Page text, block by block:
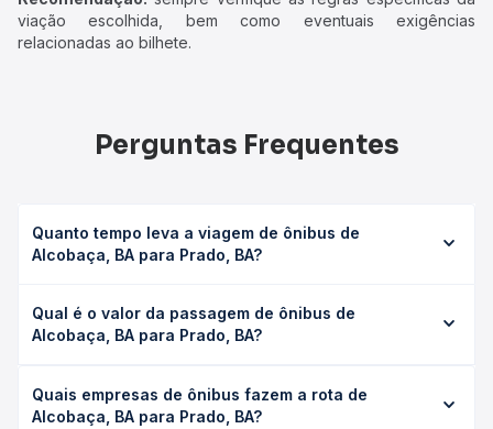
viação escolhida, bem como eventuais exigências
relacionadas ao bilhete.
Perguntas Frequentes
Quanto tempo leva a viagem de ônibus de
Alcobaça, BA para Prado, BA?
em média 0 horas, podendo variar conforme a viação, o
tipo de serviço (convencional, executivo ou leito) e as
opção na data desejada.
Qual é o valor da passagem de ônibus de
Alcobaça, BA para Prado, BA?
Prado, BA custa em média não identificado e varia
conforme a data da viagem, a empresa, o tipo de poltrona
Quais empresas de ônibus fazem a rota de
Alcobaça, BA para Prado, BA?